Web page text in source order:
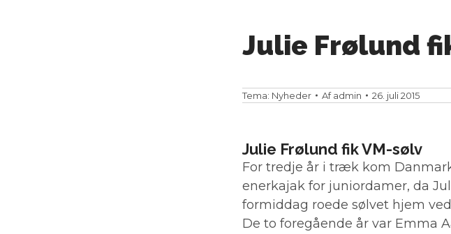
Julie Frølund
Tema: Nyheder Afadmin 26. juli 2015
Julie Frølund fik VM-sølv
For tredje år i træk kom
enerkajak for juniordamer, da
formiddag roede sølvet hjem
De to foregående år var Emma